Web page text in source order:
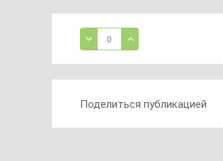
0
Поделиться публикацией